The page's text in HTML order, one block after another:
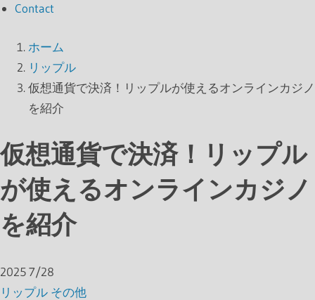
Contact
ホーム
リップル
仮想通貨で決済！リップルが使えるオンラインカジノ
を紹介
仮想通貨で決済！リップル
が使えるオンラインカジノ
を紹介
20257/28
リップル その他